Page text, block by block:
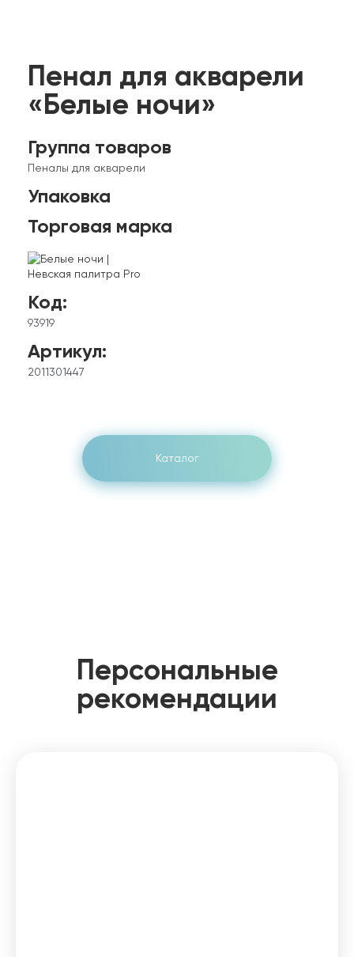
Пенал для акварели
«Белые ночи»
Группа товаров
Пеналы для акварели
Упаковка
Торговая марка
Код:
93919
Артикул:
2011301447
Каталог
Персональные
рекомендации